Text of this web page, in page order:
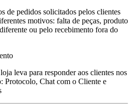
de pedidos solicitados pelos clientes
motivos: falta de peças, produto
ou pelo recebimento fora do
leva para responder aos clientes nos
Protocolo, Chat com o Cliente e